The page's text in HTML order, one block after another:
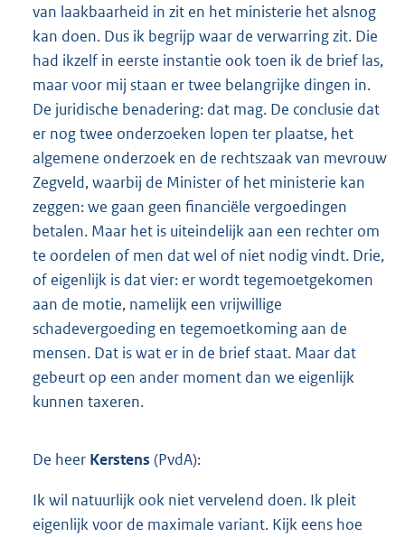
van laakbaarheid in zit en het ministerie het alsnog
kan doen. Dus ik begrijp waar de verwarring zit. Die
had ikzelf in eerste instantie ook toen ik de brief las,
maar voor mij staan er twee belangrijke dingen in.
De juridische benadering: dat mag. De conclusie dat
er nog twee onderzoeken lopen ter plaatse, het
algemene onderzoek en de rechtszaak van mevrouw
Zegveld, waarbij de Minister of het ministerie kan
zeggen: we gaan geen financiële vergoedingen
betalen. Maar het is uiteindelijk aan een rechter om
te oordelen of men dat wel of niet nodig vindt. Drie,
of eigenlijk is dat vier: er wordt tegemoetgekomen
aan de motie, namelijk een vrijwillige
schadevergoeding en tegemoetkoming aan de
mensen. Dat is wat er in de brief staat. Maar dat
gebeurt op een ander moment dan we eigenlijk
kunnen taxeren.
De heer Kerstens (PvdA):
Ik wil natuurlijk ook niet vervelend doen. Ik pleit
eigenlijk voor de maximale variant. Kijk eens hoe